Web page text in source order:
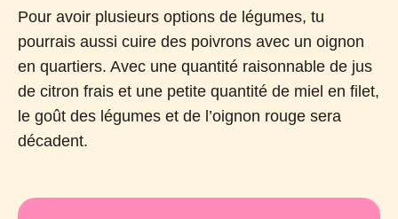
Pour avoir plusieurs options de légumes, tu
pourrais aussi cuire des poivrons avec un oignon
en quartiers. Avec une quantité raisonnable de jus
de citron frais et une petite quantité de miel en filet,
le goût des légumes et de l’oignon rouge sera
décadent.